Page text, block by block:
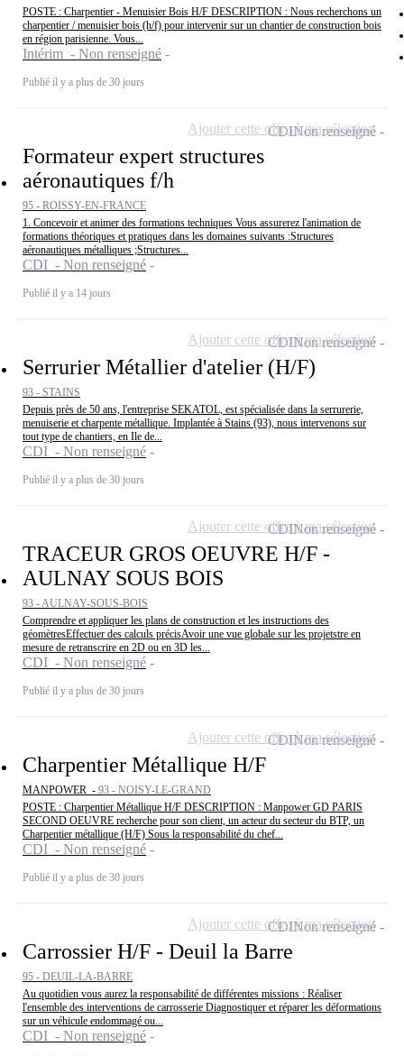
POSTE : Charpentier - Menuisier Bois H/F DESCRIPTION : Nous recherchons un
charpentier / menuisier bois (h/f) pour intervenir sur un chantier de construction bois
en région parisienne. Vous...
Intérim - Non renseigné
Publié il y a plus de 30 jours
Formateur expert structures
aéronautiques f/h
95 - ROISSY-EN-FRANCE
1. Concevoir et animer des formations techniques Vous assurerez l'animation de
formations théoriques et pratiques dans les domaines suivants :Structures
aéronautiques métalliques ;Structures...
CDI - Non renseigné
Publié il y a 14 jours
CDINon renseigné
Ajouter cette offre à ma sélection
Serrurier Métallier d'atelier (H/F)
93 - STAINS
Depuis près de 50 ans, l'entreprise SEKATOL, est spécialisée dans la serrurerie,
menuiserie et charpente métallique. Implantée à Stains (93), nous intervenons sur
tout type de chantiers, en Ile de...
CDI - Non renseigné
Publié il y a plus de 30 jours
CDINon renseigné
Ajouter cette offre à ma sélection
TRACEUR GROS OEUVRE H/F -
AULNAY SOUS BOIS
93 - AULNAY-SOUS-BOIS
Comprendre et appliquer les plans de construction et les instructions des
géomètresEffectuer des calculs précisAvoir une vue globale sur les projetstre en
mesure de retranscrire en 2D ou en 3D les...
CDI - Non renseigné
Publié il y a plus de 30 jours
CDINon renseigné
Ajouter cette offre à ma sélection
Charpentier Métallique H/F
MANPOWER - 93 - NOISY-LE-GRAND
POSTE : Charpentier Métallique H/F DESCRIPTION : Manpower GD PARIS
SECOND OEUVRE recherche pour son client, un acteur du secteur du BTP, un
Charpentier métallique (H/F) Sous la responsabilité du chef...
CDI - Non renseigné
Publié il y a plus de 30 jours
CDINon renseigné
Ajouter cette offre à ma sélection
Carrossier H/F - Deuil la Barre
95 - DEUIL-LA-BARRE
Au quotidien vous aurez la responsabilité de différentes missions : Réaliser
l'ensemble des interventions de carrosserie Diagnostiquer et réparer les déformations
sur un véhicule endommagé ou...
CDI - Non renseigné
CDINon renseigné
Ajouter cette offre à ma sélection